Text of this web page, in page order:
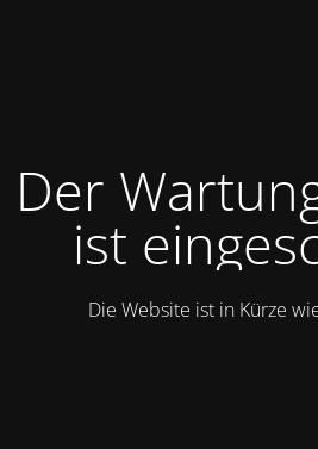
Der
ist
Die Website ist in Kürze